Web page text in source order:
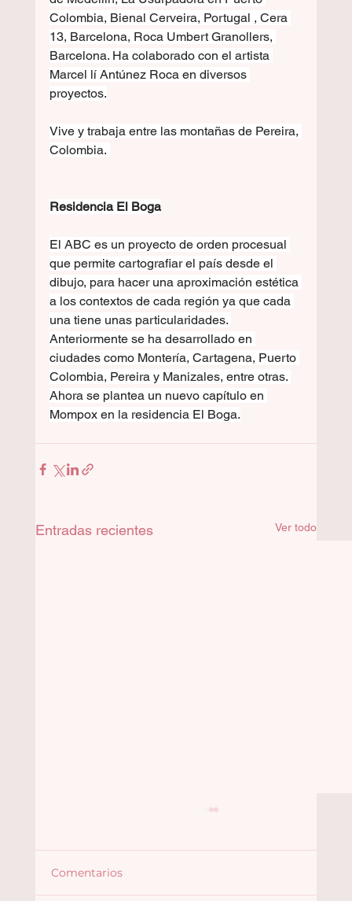
Colombia, Bienal Cerveira, Portugal , Cera
13, Barcelona, Roca Umbert Granollers,
Barcelona. Ha colaborado con el artista
Marcel lí Antúnez Roca en diversos
proyectos.
Vive y trabaja entre las montañas de Pereira,
Colombia.
Residencia El Boga
El ABC es un proyecto de orden procesual
que permite cartografiar el país desde el
dibujo, para hacer una aproximación estética
a los contextos de cada región ya que cada
una tiene unas particularidades.
Anteriormente se ha desarrollado en
ciudades como Montería, Cartagena, Puerto
Colombia, Pereira y Manizales, entre otras.
Ahora se plantea un nuevo capítulo en
Mompox en la residencia El Boga.
Entradas recientes Ver todo
Comentarios